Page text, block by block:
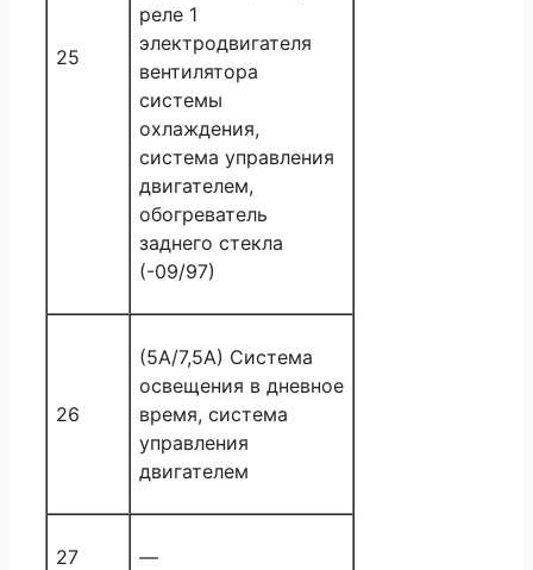
25
реле 1
электродвигателя
вентилятора
системы
охлаждения,
система управления
двигателем,
обогреватель
заднего стекла
(-09/97)
26
(5А/7,5А) Система
освещения в дневное
время, система
управления
двигателем
27 —